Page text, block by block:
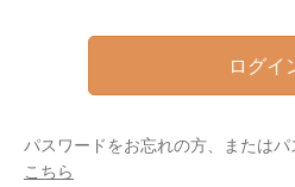
ログイ
パスワードをお忘れの方、または
こちら